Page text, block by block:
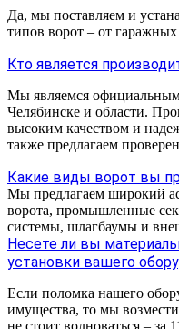
Да, мы поставляем и
типов ворот – от
Кто является
Мы являемся
Челябинске и области.
высоким качеством и
также предлагаем
Какие виды ворот вы
Мы предлагаем широкий
ворота, промышленные
системы, шлагбаумы и
Несете ли вы
установки вашего
Если поломка нашего
имущества, то мы
не стоит волноваться – за